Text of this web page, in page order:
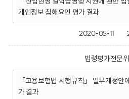
개인정보 침해요인 평가 결과
2020-05-11
법령평가전문
「고용보험법 시행규칙」 일부개정안
가 결과